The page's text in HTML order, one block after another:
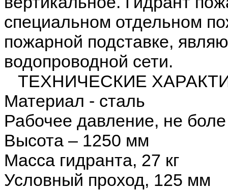
специальном отдельном
пожарной подставке,
водопроводной сети.
ТЕХНИЧЕСКИЕ
Материал - сталь
Рабочее давление, не
Высота – 1250 мм
Масса гидранта, 27 кг
Условный проход, 125 мм